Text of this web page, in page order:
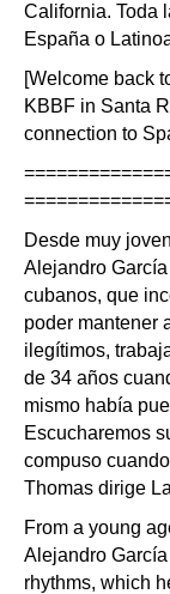
California. Toda
España o
[Welcome back
KBBF in Santa
connection to
Desde muy
Alejandro
cubanos, que
poder mantener
ilegítimos,
de 34 años
mismo había
Escucharemos
compuso
Thomas dirige
From a young
Alejandro
rhythms, which